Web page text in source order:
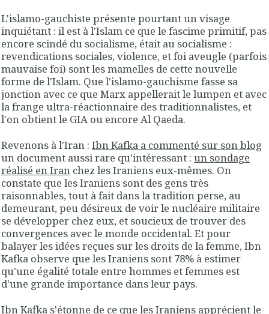
L'islamo-gauchiste présente pourtant un visage
inquiétant : il est à l'Islam ce que le fascime primitif, pas
encore scindé du socialisme, était au socialisme :
revendications sociales, violence, et foi aveugle (parfois
mauvaise foi) sont les mamelles de cette nouvelle
forme de l'Islam. Que l'islamo-gauchisme fasse sa
jonction avec ce que Marx appellerait le lumpen et avec
la frange ultra-réactionnaire des traditionnalistes, et
l'on obtient le GIA ou encore Al Qaeda.
Revenons à l'Iran : Ibn Kafka a commenté sur son blog
un document aussi rare qu'intéressant : un sondage
réalisé en Iran chez les Iraniens eux-mêmes. On
constate que les Iraniens sont des gens très
raisonnables, tout à fait dans la tradition perse, au
demeurant, peu désireux de voir le nucléaire militaire
se développer chez eux, et soucieux de trouver des
convergences avec le monde occidental. Et pour
balayer les idées reçues sur les droits de la femme, Ibn
Kafka observe que les Iraniens sont 78% à estimer
qu'une égalité totale entre hommes et femmes est
d'une grande importance dans leur pays.
Ibn Kafka s'étonne de ce que les Iraniens apprécient le